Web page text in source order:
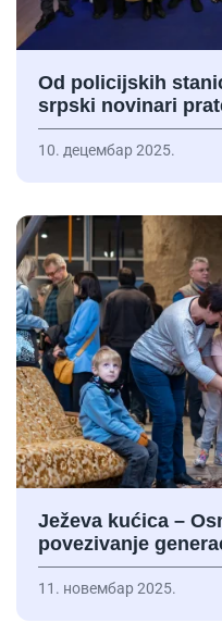
Od policijskih
srpski novinari
10. децембар 2025.
Ježeva kućica –
povezivanje
11. новембар 2025.